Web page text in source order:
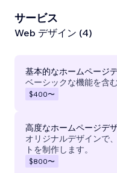
サービス
Web デザイン (4)
基本的なホームページ
ベーシックな機能を含
$400〜
高度なホームページデ
オリジナルデザインで
トを制作します。
$800〜